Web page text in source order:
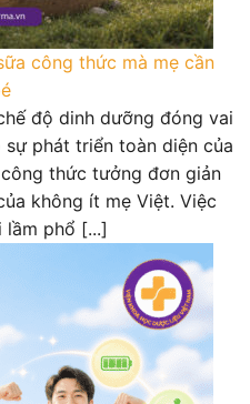
công thức mà mẹ cần
độ dinh dưỡng đóng vai
phát triển toàn diện của
thức tưởng đơn giản
không ít mẹ Việt. Việc
phổ [...]